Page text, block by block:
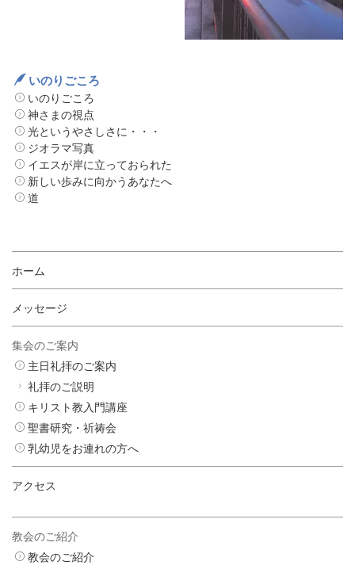
いのりごころ
いのりごころ
神さまの視点
光というやさしさに・・・
ジオラマ写真
イエスが岸に立っておられた
新しい歩みに向かうあなたへ
道
ホーム
メッセージ
集会のご案内
主日礼拝のご案内
礼拝のご説明
キリスト教入門講座
聖書研究・祈祷会
乳幼児をお連れの方へ
アクセス
教会のご紹介
教会のご紹介